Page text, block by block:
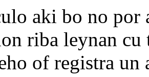
aki bo no por
riba leynan cu
of registra un